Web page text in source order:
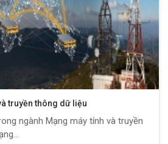
truyền thông dữ liệu
ngành Mạng máy tính và truyền